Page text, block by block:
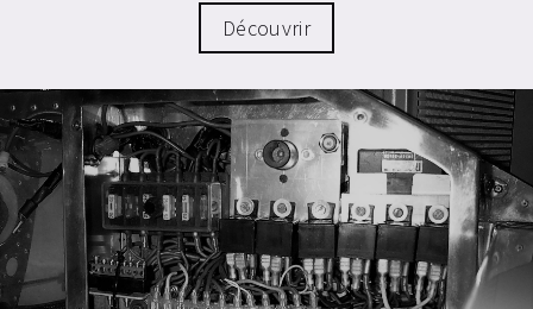
Découvrir